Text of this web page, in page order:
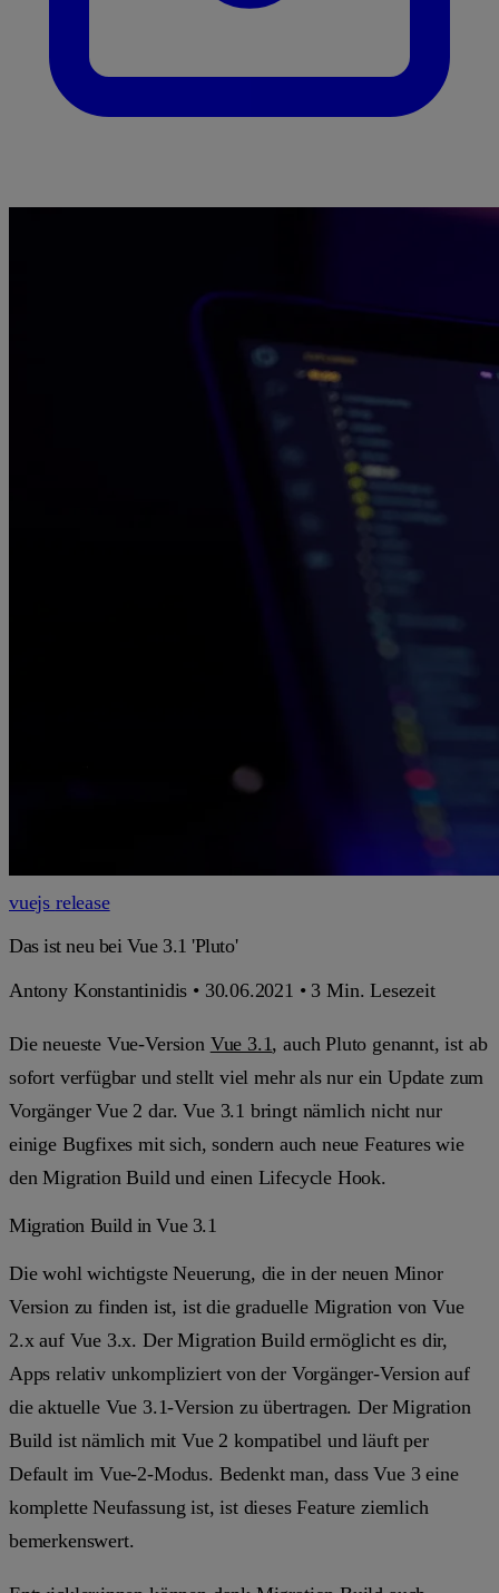
vuejs release
Das ist neu bei Vue 3.1 'Pluto'
Antony Konstantinidis • 30.06.2021 • 3 Min. Lesezeit
Die neueste Vue-Version Vue 3.1, auch Pluto genannt, ist ab
sofort verfügbar und stellt viel mehr als nur ein Update zum
Vorgänger Vue 2 dar. Vue 3.1 bringt nämlich nicht nur
einige Bugfixes mit sich, sondern auch neue Features wie
den Migration Build und einen Lifecycle Hook.
Migration Build in Vue 3.1
Die wohl wichtigste Neuerung, die in der neuen Minor
Version zu finden ist, ist die graduelle Migration von Vue
2.x auf Vue 3.x. Der Migration Build ermöglicht es dir,
Apps relativ unkompliziert von der Vorgänger-Version auf
die aktuelle Vue 3.1-Version zu übertragen. Der Migration
Build ist nämlich mit Vue 2 kompatibel und läuft per
Default im Vue-2-Modus. Bedenkt man, dass Vue 3 eine
komplette Neufassung ist, ist dieses Feature ziemlich
bemerkenswert.